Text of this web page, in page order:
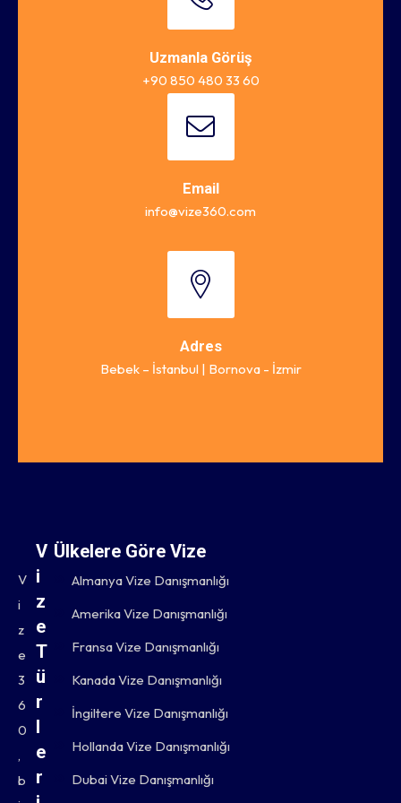
Uzmanla Görüş
+90 850 480 33 60
Email
info@vize360.com
Adres
Bebek – İstanbul | Bornova - İzmir
V
i
z
e
3
6
0
,
b
V
i
z
e
T
ü
r
l
e
r
Ülkelere Göre Vize
Almanya Vize Danışmanlığı
Amerika Vize Danışmanlığı
Fransa Vize Danışmanlığı
Kanada Vize Danışmanlığı
İngiltere Vize Danışmanlığı
Hollanda Vize Danışmanlığı
Dubai Vize Danışmanlığı